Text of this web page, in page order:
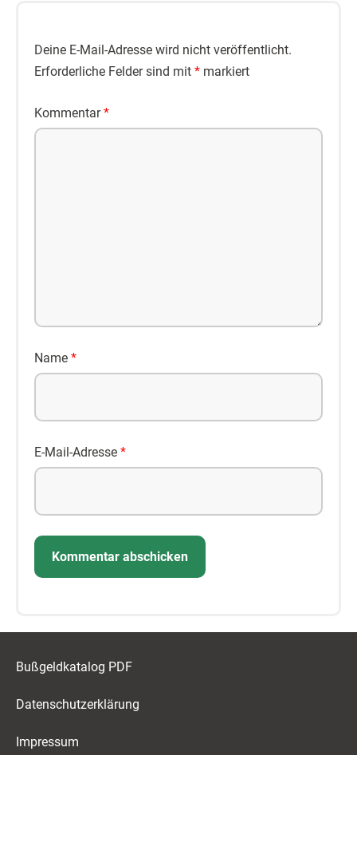
Deine E-Mail-Adresse wird nicht veröffentlicht.
Erforderliche Felder sind mit * markiert
Kommentar*
Name *
E-Mail-Adresse *
Bußgeldkatalog PDF
Datenschutzerklärung
Impressum